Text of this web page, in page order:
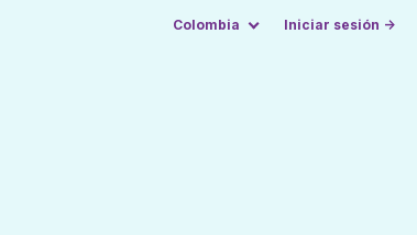
Colombia Iniciar sesión →